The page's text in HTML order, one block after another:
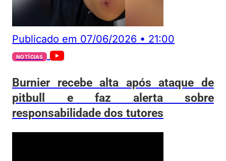
Publicado em 07/06/2026 • 21:00
NOTÍCIAS
Burnier recebe alta após ataque de
pitbull e faz alerta sobre
responsabilidade dos tutores